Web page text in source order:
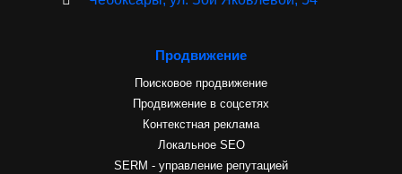
Продвижение
Поисковое продвижение
Продвижение в соцсетях
Контекстная реклама
Локальное SEO
SERM - управление репутацией